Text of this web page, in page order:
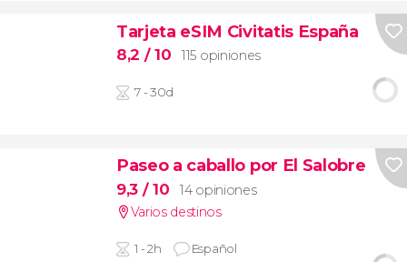
Tarjeta eSIM Civitatis España
8,2 / 10 115 opiniones
7 - 30d
Paseo a caballo por El Salobre
9,3 / 10
14 opiniones
Varios destinos
1 - 2h Español